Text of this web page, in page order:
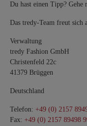
Du hast einen Tipp?
Das tredy-Team freut sich
Verwaltung
tredy Fashion GmbH
Christenfeld 22c
41379 Brüggen
Deutschland
Telefon: +49 (0) 2157
Fax: +49 (0) 2157 89498